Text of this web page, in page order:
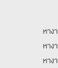
หาง
หาง
หาง